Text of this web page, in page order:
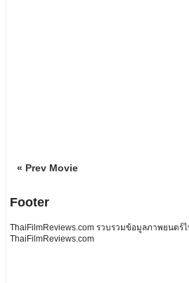
« Prev Movie
Footer
ThaiFilmReviews.com รวบรวมข้อมูลภาพยนต
ThaiFilmReviews.com